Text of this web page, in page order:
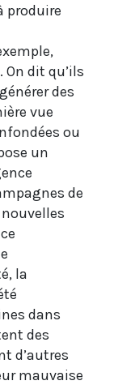
produire
dit qu’ils
des
vue
ou
un
de
la
dans
des
d’autres
mauvaise